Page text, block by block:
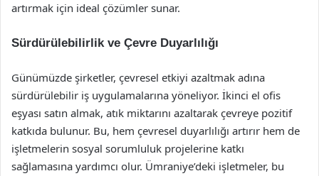
artırmak için ideal çözümler sunar.
Sürdürülebilirlik ve Çevre Duyarlılığı
Günümüzde şirketler, çevresel etkiyi azaltmak adına
sürdürülebilir iş uygulamalarına yöneliyor. İkinci el ofis
eşyası satın almak, atık miktarını azaltarak çevreye pozitif
katkıda bulunur. Bu, hem çevresel duyarlılığı artırır hem de
işletmelerin sosyal sorumluluk projelerine katkı
sağlamasına yardımcı olur. Ümraniye’deki işletmeler, bu